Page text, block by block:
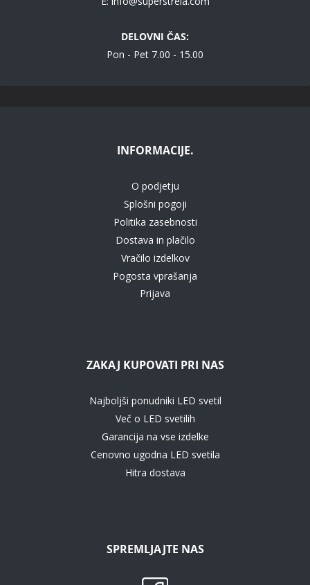
DELOVNI ČAS:
Pon - Pet 7.00 - 15.00
INFORMACIJE.
O podjetju
Splošni pogoji
Politika zasebnosti
Dostava in plačilo
Vračilo izdelkov
Pogosta vprašanja
Prijava
ZAKAJ KUPOVATI PRI NAS
Najboljši ponudniki LED svetil
Več o LED svetilih
Garancija na vse izdelke
Cenovno ugodna LED svetila
Hitra dostava
SPREMLJAJTE NAS